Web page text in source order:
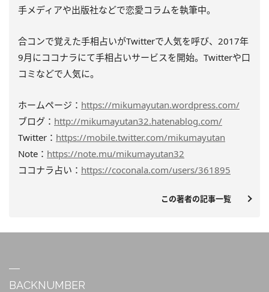
手メディアや出版社などで恋愛コラムを執筆中。
合コンで覚えた手相占いがTwitterで人気を呼び、2017年
9月にココナラにて手相占いサービスを開始。Twitterや口
コミなどで人気に。
ホームページ： https://mikumayutan.wordpress.com/
ブログ： http://mikumayutan32.hatenablog.com/
Twitter： https://mobile.twitter.com/mikumayutan
Note： https://note.mu/mikumayutan32
ココナラ占い： https://coconala.com/users/361895
この著者の記事一覧
BACKNUMBER